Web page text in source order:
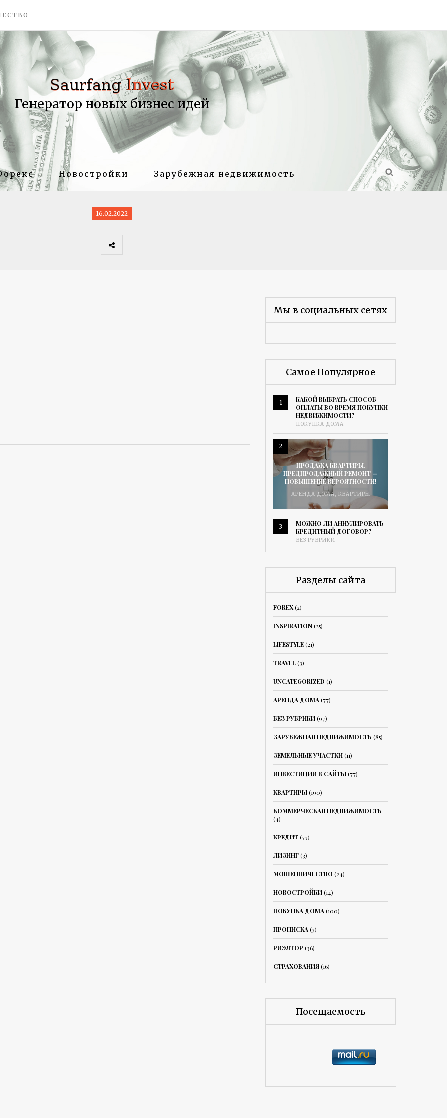
Генератор новых бизнес идей
Новостройки Зарубежная недвижимость
16.02.2022
Мы в социальных сетях
Самое Популярное
1
КАКОЙ ВЫБРАТЬ СПОСОБ
ОПЛАТЫ ВО ВРЕМЯ ПОКУПКИ
НЕДВИЖИМОСТИ?
ПОКУПКА ДОМА
2
ПРОДАЖА КВАРТИРЫ.
ПРЕДПРОДАЖНЫЙ РЕМОНТ —
ПОВЫШЕНИЕ ВЕРОЯТНОСТИ!
АРЕНДА ДОМА, КВАРТИРЫ
3
МОЖНО ЛИ АННУЛИРОВАТЬ
КРЕДИТНЫЙ ДОГОВОР?
БЕЗ РУБРИКИ
Разделы сайта
FOREX(2)
INSPIRATION(25)
LIFESTYLE(21)
TRAVEL(3)
UNCATEGORIZED (1)
АРЕНДА ДОМА(77)
БЕЗ РУБРИКИ(97)
ЗАРУБЕЖНАЯ НЕДВИЖИМОСТЬ (85)
ЗЕМЕЛЬНЫЕ УЧАСТКИ(11)
ИНВЕСТИЦИИ В САЙТЫ(77)
КВАРТИРЫ(190)
КОММЕРЧЕСКАЯ НЕДВИЖИМОСТЬ
(4)
КРЕДИТ(73)
ЛИЗИНГ(3)
МОШЕННИЧЕСТВО (24)
НОВОСТРОЙКИ(14)
ПОКУПКА ДОМА(100)
ПРОПИСКА(3)
РИЭЛТОР (36)
СТРАХОВАНИЯ(16)
Посещаемость